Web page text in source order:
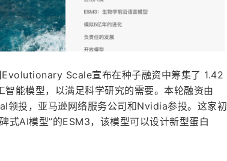
Scale宣布在种子融资中筹集了 1.42
能模型，以满足科学研究的需要。本轮融资由
投，亚马逊网络服务公司和Nvidia参投。这家初
式AI模型”的ESM3，该模型可以设计新型蛋白